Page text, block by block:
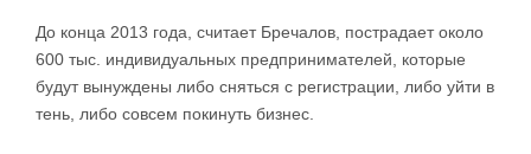
До конца 2013 года, считает Бречалов, пострадает около
600 тыс. индивидуальных предпринимателей, которые
будут вынуждены либо сняться с регистрации, либо уйти в
тень, либо совсем покинуть бизнес.